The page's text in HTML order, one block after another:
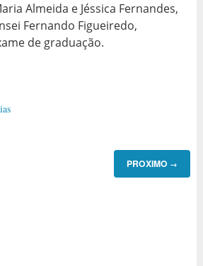
Almeida e Jéssica Fernandes,
Fernando Figueiredo,
de graduação.
PROXIMO →